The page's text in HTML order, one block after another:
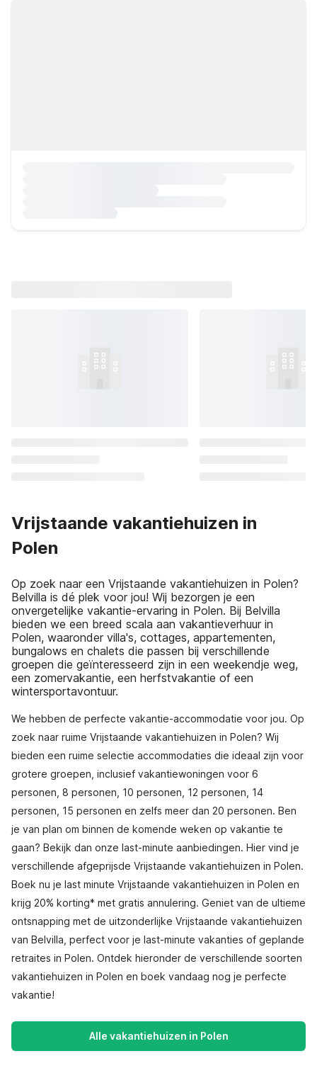
Vrijstaande vakantiehuizen in
Polen
Op zoek naar een Vrijstaande vakantiehuizen in Polen?
Belvilla is dé plek voor jou! Wij bezorgen je een
onvergetelijke vakantie-ervaring in Polen. Bij Belvilla
bieden we een breed scala aan vakantieverhuur in
Polen, waaronder villa's, cottages, appartementen,
bungalows en chalets die passen bij verschillende
groepen die geïnteresseerd zijn in een weekendje weg,
een zomervakantie, een herfstvakantie of een
wintersportavontuur.
We hebben de perfecte vakantie-accommodatie voor jou. Op
zoek naar ruime Vrijstaande vakantiehuizen in Polen? Wij
bieden een ruime selectie accommodaties die ideaal zijn voor
grotere groepen, inclusief vakantiewoningen voor 6
personen, 8 personen, 10 personen, 12 personen, 14
personen, 15 personen en zelfs meer dan 20 personen. Ben
je van plan om binnen de komende weken op vakantie te
gaan? Bekijk dan onze last-minute aanbiedingen. Hier vind je
verschillende afgeprijsde Vrijstaande vakantiehuizen in Polen.
Boek nu je last minute Vrijstaande vakantiehuizen in Polen en
krijg 20% korting* met gratis annulering. Geniet van de ultieme
ontsnapping met de uitzonderlijke Vrijstaande vakantiehuizen
van Belvilla, perfect voor je last-minute vakanties of geplande
retraites in Polen. Ontdek hieronder de verschillende soorten
vakantiehuizen in Polen en boek vandaag nog je perfecte
vakantie!
Alle vakantiehuizen in Polen